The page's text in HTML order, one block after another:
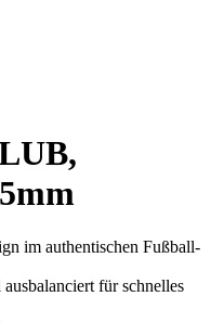
im authentischen Fußball-
für schnelles